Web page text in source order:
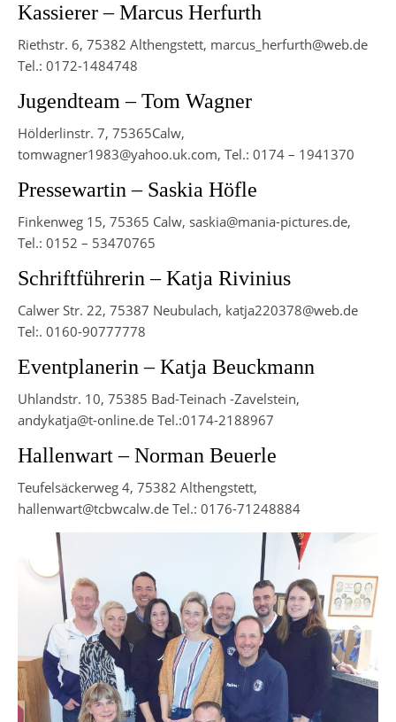
Kassierer – Marcus Herfurth
Riethstr. 6, 75382 Althengstett, marcus_herfurth@web.de
Tel.: 0172-1484748
Jugendteam – Tom Wagner
Hölderlinstr. 7, 75365Calw,
tomwagner1983@yahoo.uk.com, Tel.: 0174 – 1941370
Pressewartin – Saskia Höfle
Finkenweg 15, 75365 Calw, saskia@mania-pictures.de,
Tel.: 0152 – 53470765
Schriftführerin – Katja Rivinius
Calwer Str. 22, 75387 Neubulach, katja220378@web.de
Tel:. 0160-90777778
Eventplanerin – Katja Beuckmann
Uhlandstr. 10, 75385 Bad-Teinach -Zavelstein,
andykatja@t-online.de Tel.:0174-2188967
Hallenwart – Norman Beuerle
Teufelsäckerweg 4, 75382 Althengstett,
hallenwart@tcbwcalw.de Tel.: 0176-71248884